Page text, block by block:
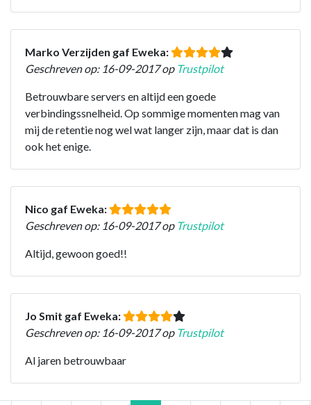
Marko Verzijden gaf Eweka:
Geschreven op: 16-09-2017 op Trustpilot
Betrouwbare servers en altijd een goede
verbindingssnelheid. Op sommige momenten mag van
mij de retentie nog wel wat langer zijn, maar dat is dan
ook het enige.
Nico gaf Eweka:
Geschreven op: 16-09-2017 op Trustpilot
Altijd, gewoon goed!!
Jo Smit gaf Eweka:
Geschreven op: 16-09-2017 op Trustpilot
Al jaren betrouwbaar